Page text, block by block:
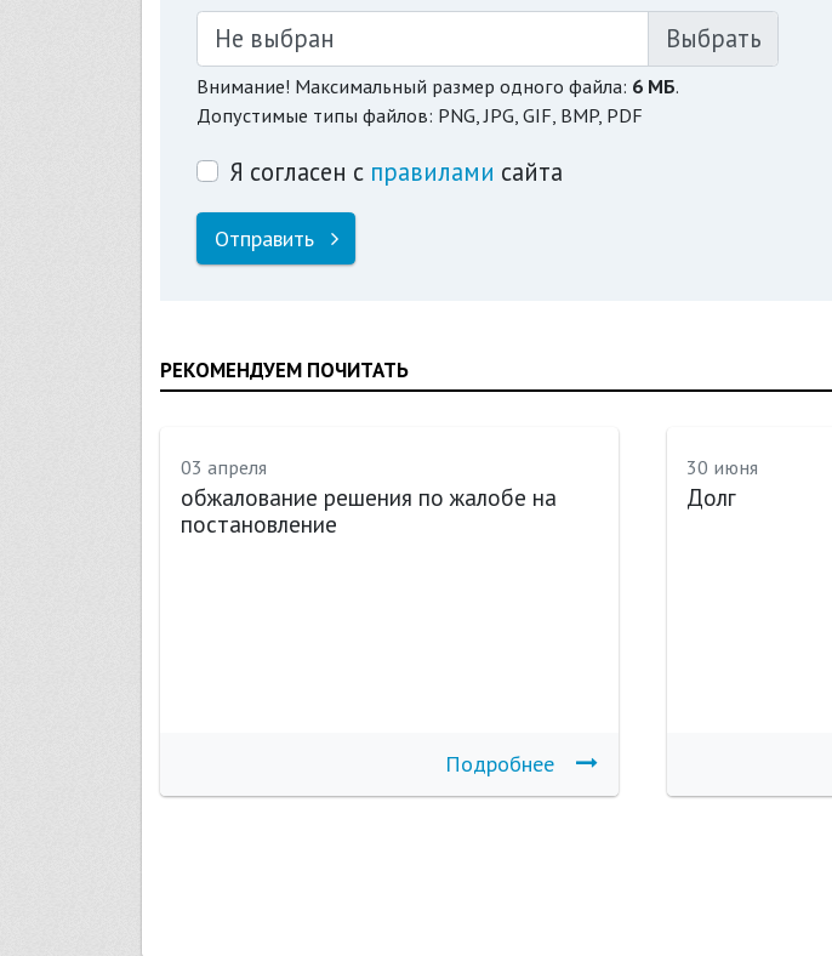
Не выбран
Внимание! Максимальный размер одного файла: 6 МБ.
Допустимые типы файлов: PNG, JPG, GIF, BMP, PDF
Я согласен с правилами сайта
Отправить
РЕКОМЕНДУЕМ ПОЧИТАТЬ
03 апреля
обжалование решения по жалобе на
постановление
Подробнее
30 июня
Долг